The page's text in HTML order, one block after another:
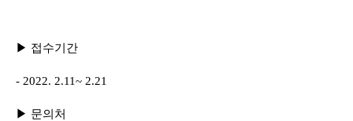
▶ 접수기간
- 2022. 2.11~ 2.21
▶ 문의처